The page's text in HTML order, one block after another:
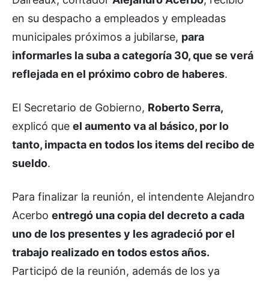
en su despacho a empleados y empleadas
municipales próximos a jubilarse, para
informarles la suba a categoría 30, que se verá
reflejada en el próximo cobro de haberes.
El Secretario de Gobierno, Roberto Serra,
explicó que el aumento va al básico, por lo
tanto, impacta en todos los items del recibo de
sueldo.
Para finalizar la reunión, el intendente Alejandro
Acerbo entregó una copia del decreto a cada
uno de los presentes y les agradeció por el
trabajo realizado en todos estos años.
Participó de la reunión, además de los ya